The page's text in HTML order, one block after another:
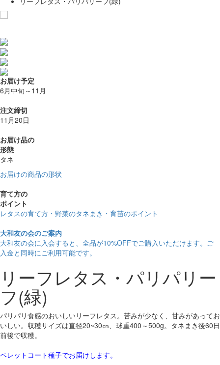
お届け予定
6月中旬～11月
注文締切
11月20日
お届け品の
形態
タネ
お届けの商品の形状
育て方の
ポイント
レタスの育て方・野菜のタネまき・育苗のポイント
大和友の会のご案内
大和友の会に入会すると、 全品が10%OFFでご購入いただけます。ご
入金と同時にご利用可能です。
リーフレタス・パリパリー
フ(緑)
パリパリ食感のおいしいリーフレタス。苦みが少なく、甘みがあってお
いしい。収穫サイズは直径20~30㎝、球重400～500g。タネまき後60日
前後で収穫。
ペレットコート種子でお届けします。